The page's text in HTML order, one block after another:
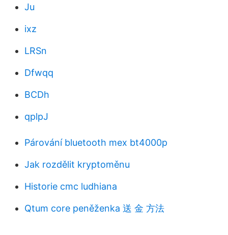
Ju
ixz
LRSn
Dfwqq
BCDh
qplpJ
Párování bluetooth mex bt4000p
Jak rozdělit kryptoměnu
Historie cmc ludhiana
Qtum core peněženka 送 金 方法